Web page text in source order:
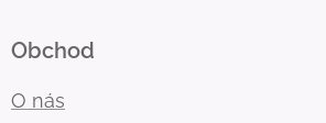
Obchod
O nás